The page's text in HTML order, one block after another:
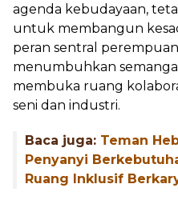
agenda kebudayaan,
untuk membangun
peran sentral
menumbuhkan
membuka ruang
seni dan industri.
Baca juga: Teman
Penyanyi
Ruang Inklusif